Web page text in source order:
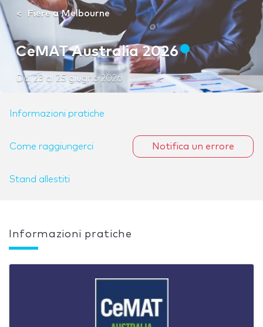
Fiere a Melbourne
CeMAT Australia 2026
Dal23 al 25 giugno 2026
Informazioni pratiche
Come raggiungerci
Stand allestiti
Notifica un errore
Informazioni pratiche